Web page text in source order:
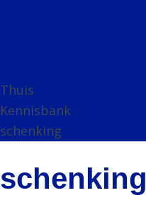
Thuis
Kennisbank
schenking
schenking